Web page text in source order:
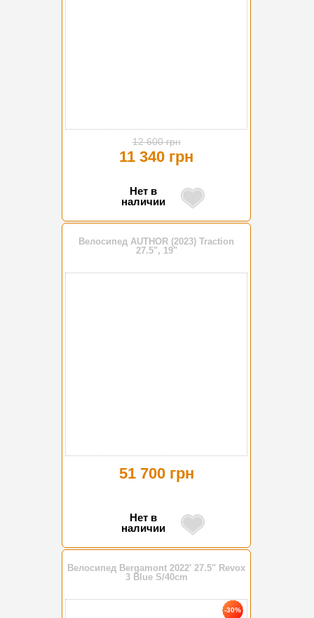
12 600 грн
11 340 грн
Нет в
наличии
Велосипед AUTHOR (2023) Traction
27.5", 19"
51 700 грн
Нет в
наличии
Велосипед Bergamont 2022' 27.5" Revox
3 Blue S/40cm
-30%